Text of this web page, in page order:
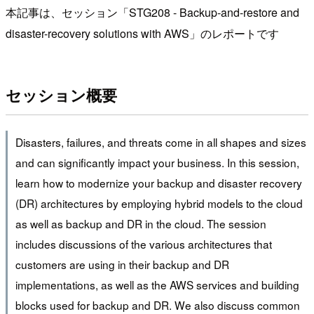
本記事は、セッション「STG208 - Backup-and-restore and
disaster-recovery solutions with AWS 」のレポートです
セッション概要
Disasters, failures, and threats come in all shapes and sizes
and can significantly impact your business. In this session,
learn how to modernize your backup and disaster recovery
(DR) architectures by employing hybrid models to the cloud
as well as backup and DR in the cloud. The session
includes discussions of the various architectures that
customers are using in their backup and DR
implementations, as well as the AWS services and building
blocks used for backup and DR. We also discuss common